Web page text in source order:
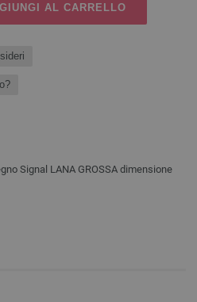
AL CARRELLO
Signal LANA GROSSA dimensione